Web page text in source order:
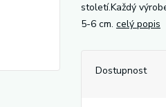
století.Každý
5-6 cm. celý popis
Dostupnost